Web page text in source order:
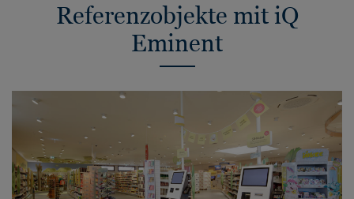
Referenzobjekte mit iQ
Eminent